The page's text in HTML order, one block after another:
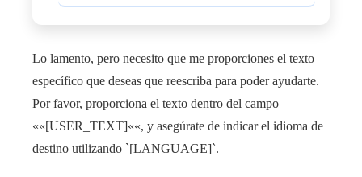
Lo lamento, pero necesito que me proporciones el texto
específico que deseas que reescriba para poder ayudarte.
Por favor, proporciona el texto dentro del campo
««[USER_TEXT]««, y asegúrate de indicar el idioma de
destino utilizando `[LANGUAGE]`.